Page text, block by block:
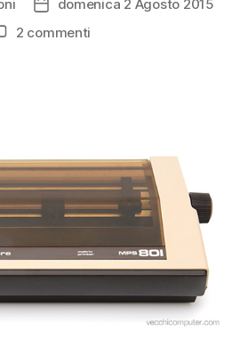
Data
dell'articolo
domenica 2 Agosto 2015
2 commenti